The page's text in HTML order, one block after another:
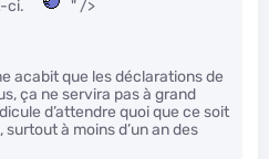
ci.
" />
acabit que les déclarations de
ça ne servira pas à grand
d’attendre quoi que ce soit
à moins d’un an des